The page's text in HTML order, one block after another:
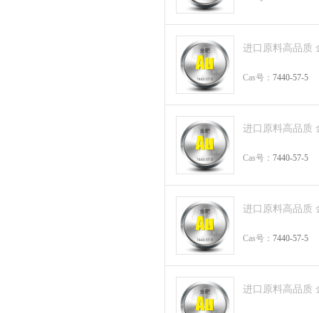
进口原料高品质
Cas号： 7440-57-5
进口原料高品质
Cas号： 7440-57-5
进口原料高品质
Cas号： 7440-57-5
进口原料高品质